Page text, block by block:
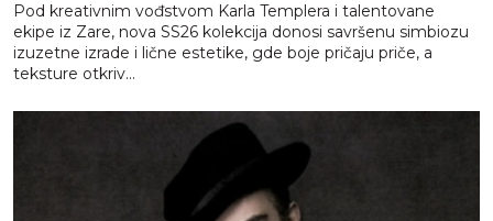
Pod kreativnim vođstvom Karla Templera i talentovane
ekipe iz Zare, nova SS26 kolekcija donosi savršenu simbiozu
izuzetne izrade i lične estetike, gde boje pričaju priče, a
teksture otkriv...